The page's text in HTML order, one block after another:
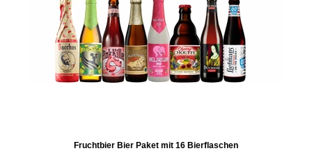
Fruchtbier Bier Paket mit 16 Bierflaschen